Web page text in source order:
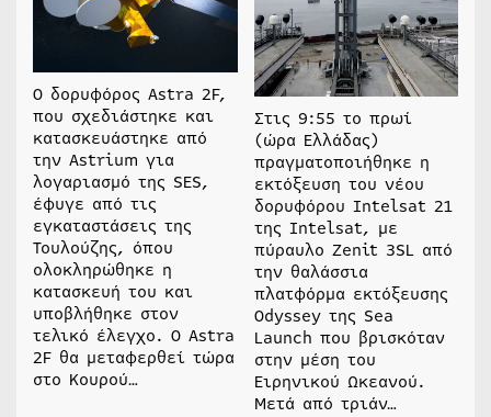
Ο δορυφόρος Astra 2F,
που σχεδιάστηκε και
κατασκευάστηκε από
την Astrium για
λογαριασμό της SES,
έφυγε από τις
εγκαταστάσεις της
Τουλούζης, όπου
ολοκληρώθηκε η
κατασκευή του και
υποβλήθηκε στον
τελικό έλεγχο. Ο Astra
2F θα μεταφερθεί τώρα
στο Κουρού…
Στις 9:55 το πρωί
(ώρα Ελλάδας)
πραγματοποιήθηκε η
εκτόξευση του νέου
δορυφόρου Intelsat 21
της Intelsat, με
πύραυλο Zenit 3SL από
την θαλάσσια
πλατφόρμα εκτόξευσης
Odyssey της Sea
Launch που βρισκόταν
στην μέση του
Ειρηνικού Ωκεανού.
Μετά από τριάν…